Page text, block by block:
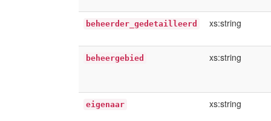
beheerder_gedetailleerd xs:string
beheergebied xs:string
eigenaar xs:string